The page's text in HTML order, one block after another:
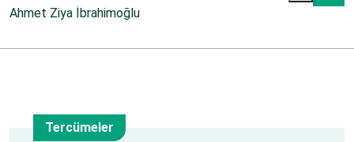
Ahmet Ziya İbrahimoğlu
Tercümeler